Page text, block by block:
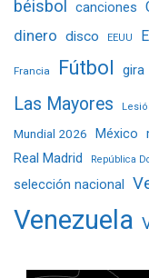
béisbol canciones
dinero disco EEUU
Francia Fútbol gira
Las Mayores
Mundial 2026 México
Real Madrid República
selección nacional
Venezuela